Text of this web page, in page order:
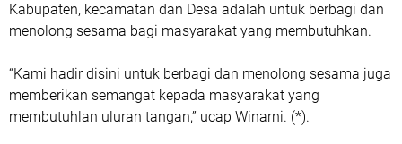
Kabupaten, kecamatan dan Desa adalah untuk berbagi dan
menolong sesama bagi masyarakat yang membutuhkan.
“Kami hadir disini untuk berbagi dan menolong sesama juga
memberikan semangat kepada masyarakat yang
membutuhlan uluran tangan,” ucap Winarni. (*).